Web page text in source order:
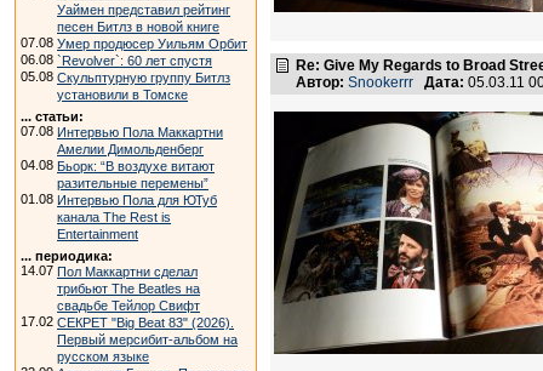
Уаймен представил рейтинг
песен Битлз в новой книге
07.08 Умер продюсер Уильям Орбит
06.08 `Revolver`: 60 лет спустя
05.08 Скульптурную группу Битлз
установили в Томске
... статьи:
07.08 Интервью Пола Маккартни
Амелии Димольденберг
04.08 Бьорк: “В воздухе витают
разительные перемены”
01.08 Интервью Пола для ЮТуб
канала The Rest is
Entertainment
... периодика:
14.07 Пол Маккартни сделал
трибьют The Beatles на
свадьбе Тейлор Свифт
17.02 СЕКРЕТ "Big Beat 83" (2026).
Первый мерсибит-альбом на
русском языке
Re: Give My Regards to Broad
Автор: Snookerrr Дата: 05.03.11